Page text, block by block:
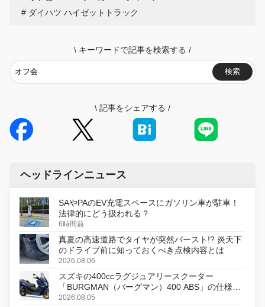
ダイハツ ハイゼットトラック
\ キーワードで記事を検索する /
検索
\ 記事をシェアする /
ヘッドラインニュース
SAやPAのEV充電スペースにガソリン車が駐車！
法律的にどう扱われる？
6時間前
真夏の高速道路でタイヤが突然バースト!? 炎天下
のドライブ前に知っておくべき点検内容とは
2026.08.06
スズキの400ccラグジュアリースクーター
「BURGMAN（バーグマン）400 ABS」の仕様を
変更し、8月18日に発売
2026.08.05